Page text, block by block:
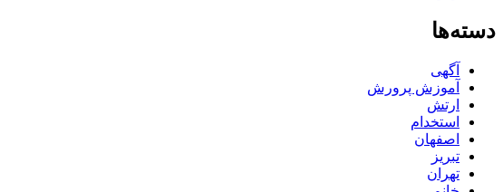
دسته‌ها
آگهی
آموزش پرورش
ارتش
استخدام
اصفهان
تبریز
تهران